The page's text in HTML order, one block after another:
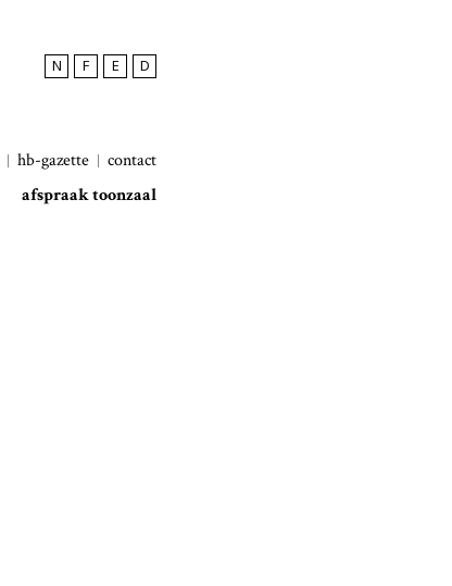
N F E D
hb-gazette
contact
afspraak toonzaal